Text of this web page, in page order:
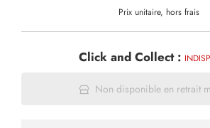
Prix unitaire, hors frais
Click and Collect :
Non disponible en retrait